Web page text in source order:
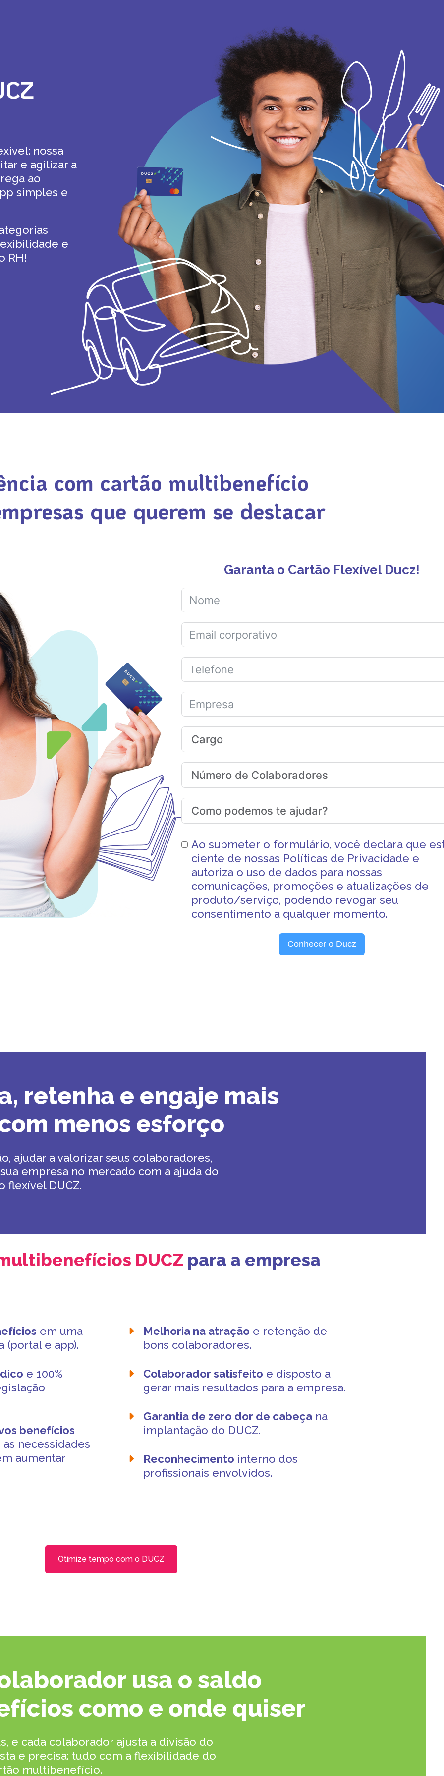
nossa
e agilizar a
ao
simples e
e
RH!
com cartão multibenefício
que querem se destacar
Garanta o Cartão Flexível Ducz!
Ao submeter o formulário, você declara que
ciente de nossas Políticas de Privacidade e
autoriza o uso de dados para nossas
comunicações, promoções e atualizações de
produto/serviço, podendo revogar seu
consentimento a qualquer momento.
Conhecer o Ducz
retenha e engaje mais
menos esforço
ajudar a valorizar seus colaboradores,
empresa no mercado com a ajuda do
flexível DUCZ.
DUCZ para a empresa
em uma
(portal e app).
e 100%
benefícios
necessidades
aumentar
Melhoria na atração e retenção de
bons colaboradores.
Colaborador satisfeito e disposto a
gerar mais resultados para a empresa.
Garantia de zero dor de cabeçana
implantação do DUCZ.
Reconhecimento interno dos
profissionais envolvidos.
Otimize tempo com o DUCZ
usa o saldo
como e onde quiser
e cada colaborador ajusta a divisão do
e precisa: tudo com a flexibilidade do
multibenefício.